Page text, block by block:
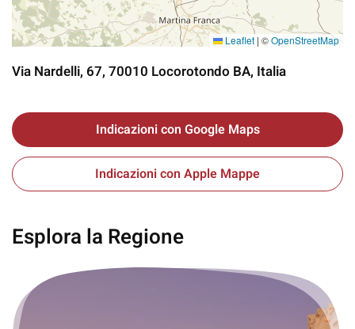
Leaflet | ©OpenStreetMap
Via Nardelli, 67, 70010 Locorotondo BA, Italia
Indicazioni con Google Maps
Indicazioni con Apple Mappe
Esplora la Regione